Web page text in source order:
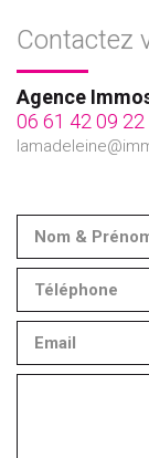
Contactez
Agence
06 61 42 09 22